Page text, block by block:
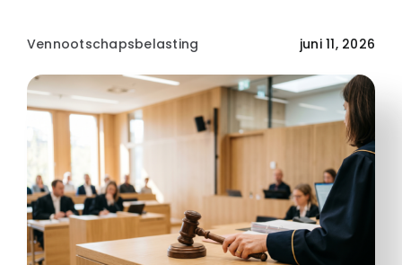
Vennootschapsbelasting juni 11, 2026